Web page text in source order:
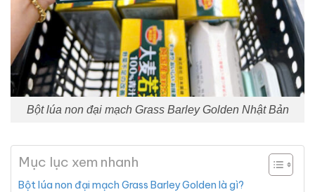
Bột lúa non đại mạch Grass Barley Golden Nhật Bản
Mục lục xem nhanh
Bột lúa non đại mạch Grass Barley Golden là gì?